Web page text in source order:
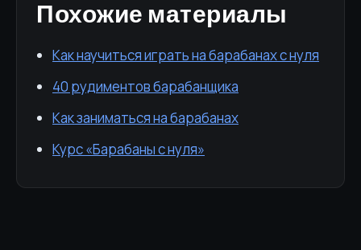
Похожие материалы
Как научиться играть на барабанах с нуля
40 рудиментов барабанщика
Как заниматься на барабанах
Курс «Барабаны с нуля»